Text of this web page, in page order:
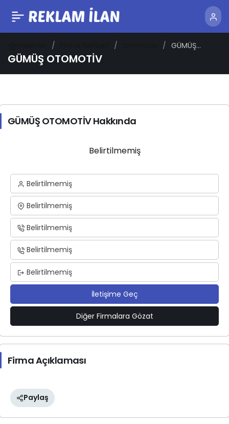
GÜMÜŞ
GÜMÜŞ OTOMOTİV
GÜMÜŞ OTOMOTİV Hakkında
Belirtilmemiş
Belirtilmemiş
Belirtilmemiş
Belirtilmemiş
Belirtilmemiş
Belirtilmemiş
İletişime Geç
Diğer Firmalara Gözat
Firma Açıklaması
Paylaş